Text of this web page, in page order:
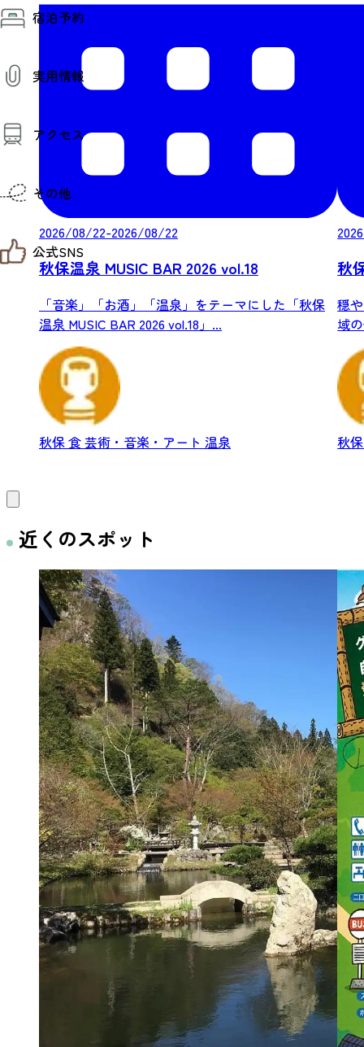
プロスポーツチーム・プロオーケストラ
仙台の銘品
仙台夜時間
宿泊施設
仙台観光マップ
体験プログラム検索（予約）
体験トピックス
体験事業者
宿泊予約
宿泊予約
実用情報
お役立ち情報
仙台観光マップ
アクセス
仙台までの経路検索
市内の交通情報
お得なチケット
その他
お知らせ
お問い合わせ
教育旅行
せんだい旅日和とは
サイト利用規約
プライバシーポリシー
サイトマップ
仙臺写真館フォトギャラリー
公式SNS
せんだい旅日和 Instagram
せんだい旅日和 Facebook
仙台旅先体験コレクション Facebook
仙台旅先体験コレクション Instagaram
2026/08/22-2026/08/22
秋保温泉 MUSIC BAR 2026 vol.18
「音楽」「お酒」「温泉」をテーマにした「秋保
温泉 MUSIC BAR 2026 vol.18」...
秋保食芸術・音楽・アート 温泉
秋
穏
域
さ
秋
近くのスポット